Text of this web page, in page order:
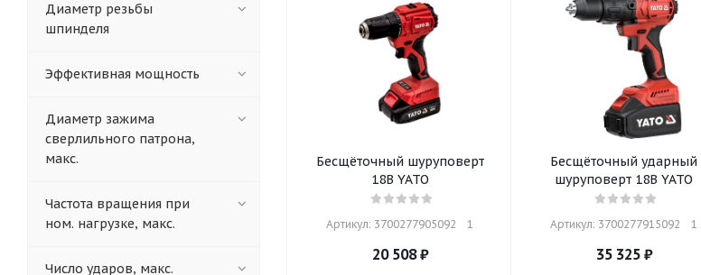
Бесщёточный шуруповерт
18В YATO
Артикул: 3700277905092    1
20 508₽
Бесщёточный ударный
шуруповерт 18В YATO
Артикул: 3700277915092    1
35 325₽
Диаметр резьбы
шпинделя
Эффективная мощность
Диаметр зажима
сверлильного патрона,
макс.
Частота вращения при
ном. нагрузке, макс.
Число ударов, макс.